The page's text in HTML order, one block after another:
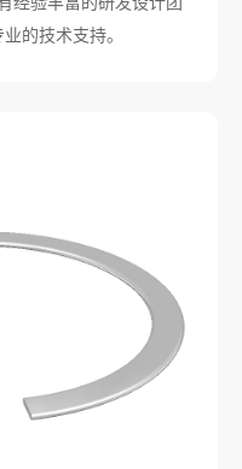
的技术支持。